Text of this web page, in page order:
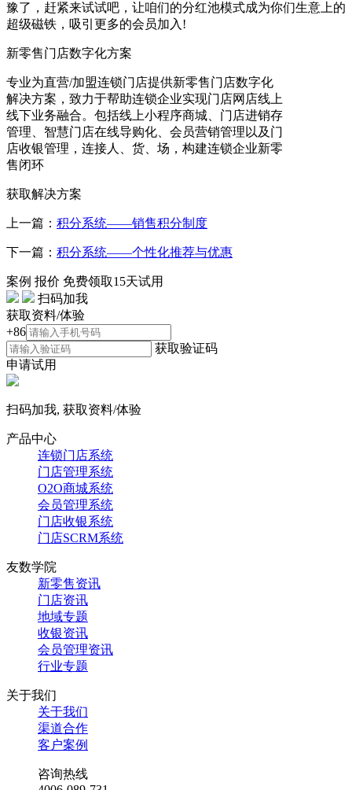
豫了，赶紧来试试吧，让咱们的分红池模式成为你们生意上的
超级磁铁，吸引更多的会员加入!
新零售门店数字化方案
专业为直营/加盟连锁门店提供新零售门店数字化
解决方案，致力于帮助连锁企业实现门店网店线上
线下业务融合。包括线上小程序商城、门店进销存
管理、智慧门店在线导购化、会员营销管理以及门
店收银管理，连接人、货、场，构建连锁企业新零
售闭环
获取解决方案
上一篇： 积分系统——销售积分制度
下一篇： 积分系统——个性化推荐与优惠
案例 报价 免费领取15天试用
扫码加我
获取资料/体验
+86
获取验证码
申请试用
扫码加我, 获取资料/体验
产品中心
连锁门店系统
门店管理系统
O2O商城系统
会员管理系统
门店收银系统
门店SCRM系统
友数学院
新零售资讯
门店资讯
地域专题
收银资讯
会员管理资讯
行业专题
关于我们
关于我们
渠道合作
客户案例
咨询热线